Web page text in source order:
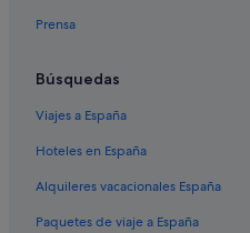
Hoteles en la playa en Fano
Residences en Fano
Hoteles con gimnasio en Fano
Pesaro hoteles
B&B en Fano
Hoteles para familias en Fano
Prensa
Búsquedas
Viajes a España
Hoteles en España
Alquileres vacacionales España
Paquetes de viaje a España